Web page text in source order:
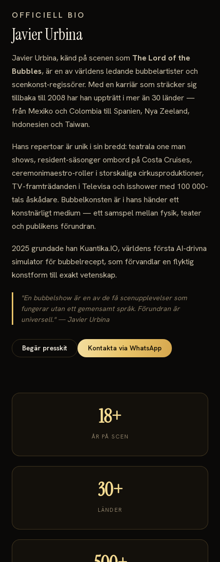
OFFICIELL BIO
Javier Urbina
Javier Urbina, känd på scenen som The Lord of the
Bubbles, är en av världens ledande bubbelartister och
scenkonst-regissörer. Med en karriär som sträcker sig
tillbaka till 2008 har han uppträtt i mer än 30 länder —
från Mexiko och Colombia till Spanien, Nya Zeeland,
Indonesien och Taiwan.
Hans repertoar är unik i sin bredd: teatrala one man
shows, resident-säsonger ombord på Costa Cruises,
ceremonimaestro-roller i storskaliga cirkusproduktioner,
TV-framträdanden i Televisa och isshower med 100 000-
tals åskådare. Bubbelkonsten är i hans händer ett
konstnärligt medium — ett samspel mellan fysik, teater
och publikens förundran.
2025 grundade han Kuantika.IO, världens första AI-drivna
simulator för bubbelrecept, som förvandlar en flyktig
konstform till exakt vetenskap.
"En bubbelshow är en av de få scenupplevelser som
fungerar utan ett gemensamt språk. Förundran är
universell." — Javier Urbina
Begär presskit Kontakta via WhatsApp
18+
ÅR PÅ SCEN
30+
LÄNDER